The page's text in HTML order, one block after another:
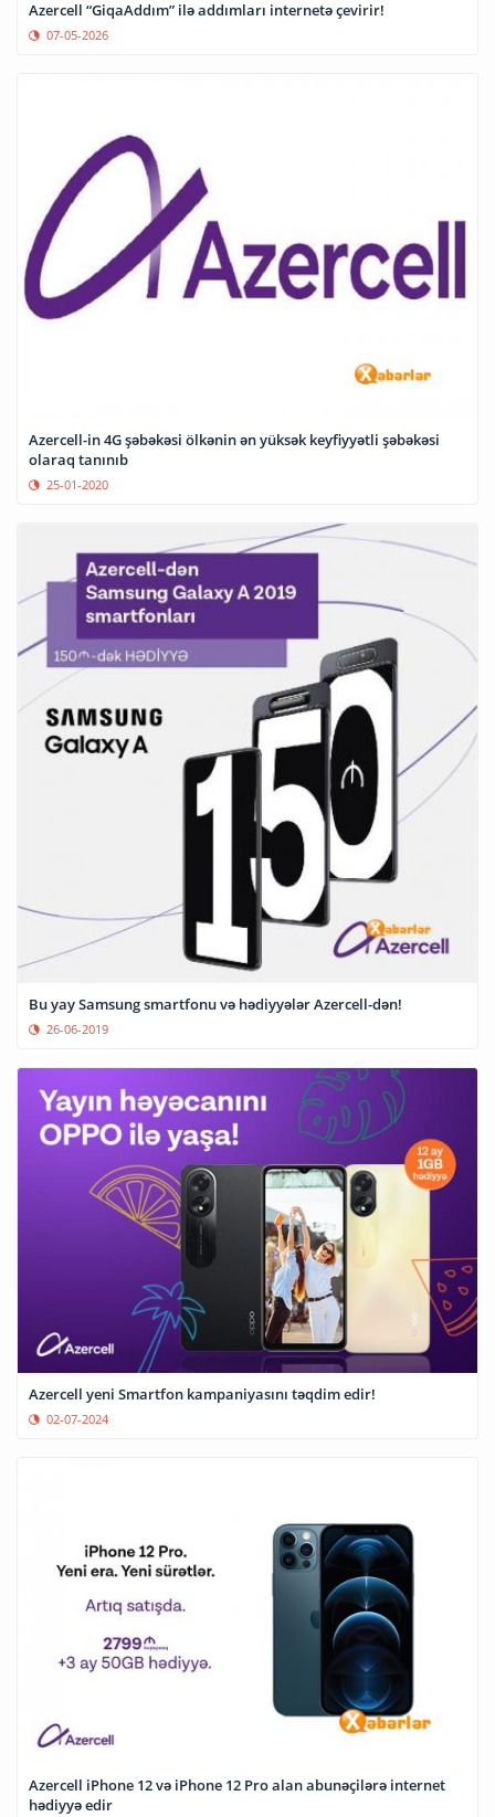
Azercell “GiqaAddım” ilə addımları internetə çevirir!
07-05-2026
Azercell-in 4G şəbəkəsi ölkənin ən yüksək keyfiyyətli şəbəkəsi
olaraq tanınıb
25-01-2020
Bu yay Samsung smartfonu və hədiyyələr Azercell-dən!
26-06-2019
Azercell yeni Smartfon kampaniyasını təqdim edir!
02-07-2024
Azercell iPhone 12 və iPhone 12 Pro alan abunəçilərə internet
hədiyyə edir